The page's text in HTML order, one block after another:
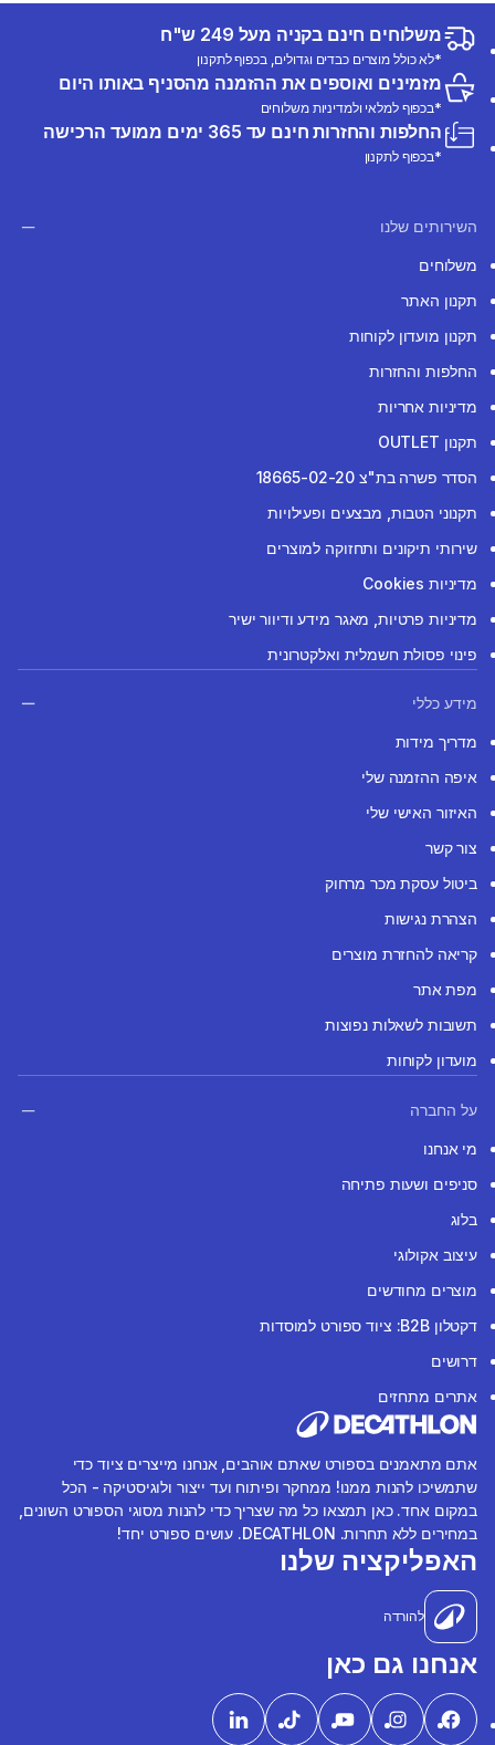
משלוחים חינם בקניה מעל 249 ש"ח
*לא כולל מוצרים כבדים וגדולים, בכפוף לתקנון
מזמינים ואוספים את ההזמנה מהסניף באותו היום
*בכפוף למלאי ולמדיניות משלוחים
החלפות והחזרות חינם עד 365 ימים ממועד הרכישה
*בכפוף לתקנון
השירותים שלנו
משלוחים
תקנון האתר
תקנון מועדון לקוחות
החלפות והחזרות
מדיניות אחריות
תקנון OUTLET
הסדר פשרה בת"צ 18665-02-20
תקנוני הטבות, מבצעים ופעילויות
שירותי תיקונים ותחזוקה למוצרים
מדיניות Cookies
מדיניות פרטיות, מאגר מידע ודיוור ישיר
פינוי פסולת חשמלית ואלקטרונית
מידע כללי
מדריך מידות
איפה ההזמנה שלי
האיזור האישי שלי
צור קשר
ביטול עסקת מכר מרחוק
הצהרת נגישות
קריאה להחזרת מוצרים
מפת אתר
תשובות לשאלות נפוצות
מועדון לקוחות
על החברה
מי אנחנו
סניפים ושעות פתיחה
בלוג
עיצוב אקולוגי
מוצרים מחודשים
דקטלון B2B: ציוד ספורט למוסדות
דרושים
אתרים מתחזים
אתם מתאמנים בספורט שאתם אוהבים, אנחנו מייצרים ציוד כדי
שתמשיכו להנות ממנו! ממחקר ופיתוח ועד ייצור ולוגיסטיקה - הכל
במקום אחד. כאן תמצאו כל מה שצריך כדי להנות מסוגי הספורט השונים,
במחירים ללא תחרות. DECATHLON. עושים ספורט יחד!
האפליקציה שלנו
להורדה
אנחנו גם כאן